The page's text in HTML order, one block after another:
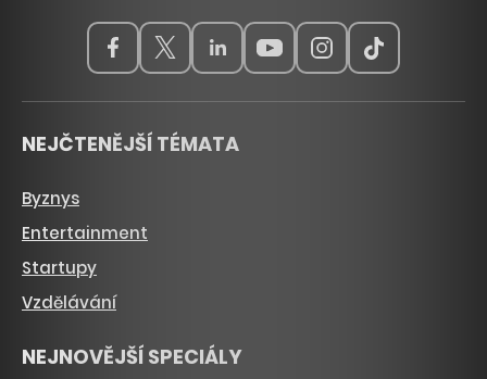
NEJČTENĚJŠÍ TÉMATA
Byznys
Entertainment
Startupy
Vzdělávání
NEJNOVĚJŠÍ SPECIÁLY